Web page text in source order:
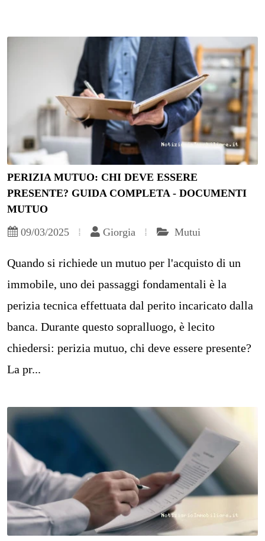
PERIZIA MUTUO: CHI DEVE ESSERE
PRESENTE? GUIDA COMPLETA - DOCUMENTI
MUTUO
09/03/2025
Giorgia Mutui
Quando si richiede un mutuo per l'acquisto di un
immobile, uno dei passaggi fondamentali è la
perizia tecnica effettuata dal perito incaricato dalla
banca. Durante questo sopralluogo, è lecito
chiedersi: perizia mutuo, chi deve essere presente?
La pr...